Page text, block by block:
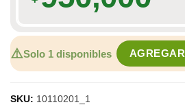
⚠️Solo 1 disponibles AGREGAR
SKU: 10110201_1